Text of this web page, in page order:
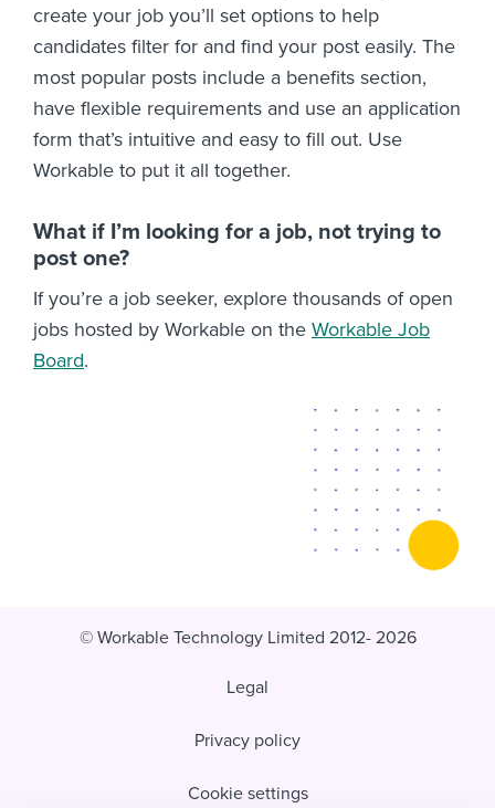
create your job you’ll set options to help
candidates filter for and find your post easily. The
most popular posts include a benefits section,
have flexible requirements and use an application
form that’s intuitive and easy to fill out. Use
Workable to put it all together.
What if I’m looking for a job, not trying to
post one?
If you’re a job seeker, explore thousands of open
jobs hosted by Workable on the Workable Job
Board.
© Workable Technology Limited 2012- 2026
Legal
Privacy policy
Cookie settings